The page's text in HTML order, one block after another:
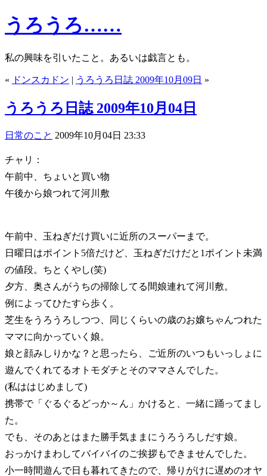
うろうろ……
私の興味を引いたこと。あるいは戯言とも。
« ドンスカドン | うろうろ日誌 2009年10月09日 »
うろうろ日誌 2009年10月04日
日常のこと 2009年10月04日 23:33
チャリ：
午前中、ちょいと買い物
午後から娘つれて河川敷
午前中、玉ねぎだけ買いに近所のスーパーまで。
日曜日はポイント5倍だけど、玉ねぎだけだと1ポイント未満
の値段。ちとくやし(笑)
夕方、奥さんがうちの掃除してる間娘連れて河川敷。
例によってひたすら歩く。
芝生をうろうろしつつ、同じくらいの歳のお嬢ちゃんつれた
ママに向かっていく娘。
娘と顔みしりかな？と思ったら、ご近所のいつもいっしょに
遊んでくれてるオトモダチとそのママさんでした。
(私ははじめまして)
携帯で「ぐるぐるどっか～ん」かけると、一緒に踊ってまし
た。
でも、そのあとはまた勝手気ままにうろうろしだす娘。
おっかけまわしてバイバイのご挨拶もできませんでした。
小一時間遊んで日も暮れてきたので、帰りがけに遅めのオヤ